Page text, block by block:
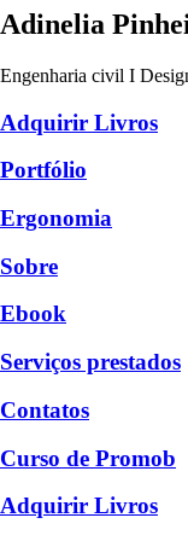
Adinelia
Engenharia civil I
Adquirir Livros
Portfólio
Ergonomia
Sobre
Ebook
Serviços prestados
Contatos
Curso de Promob
Adquirir Livros